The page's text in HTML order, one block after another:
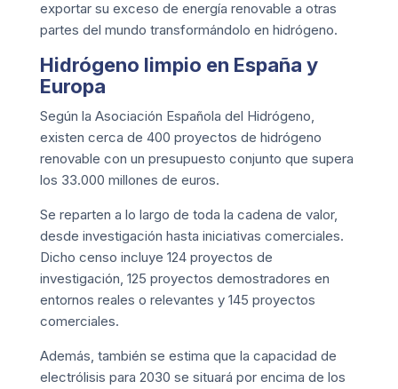
exportar su exceso de energía renovable a otras
partes del mundo transformándolo en hidrógeno.
Hidrógeno limpio en España y
Europa
Según la Asociación Española del Hidrógeno,
existen cerca de 400 proyectos de hidrógeno
renovable con un presupuesto conjunto que supera
los 33.000 millones de euros.
Se reparten a lo largo de toda la cadena de valor,
desde investigación hasta iniciativas comerciales.
Dicho censo incluye 124 proyectos de
investigación, 125 proyectos demostradores en
entornos reales o relevantes y 145 proyectos
comerciales.
Además, también se estima que la capacidad de
electrólisis para 2030 se situará por encima de los